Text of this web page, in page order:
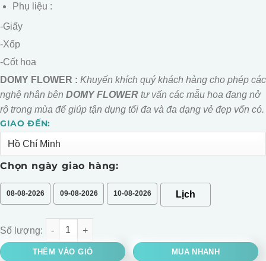
Phụ liệu :
-Giấy
-Xốp
-Cốt hoa
DOMY FLOWER : Khuyến khích quý khách hàng cho phép các
nghệ nhân bên DOMY FLOWER tư vấn các mẫu hoa đang nở
rộ trong mùa để giúp tận dụng tối đa và đa dạng vẻ đẹp vốn có.
GIAO ĐẾN:
Chọn ngày giao hàng:
08-08-2026 09-08-2026 10-08-2026
BÓ HOA SÁP HỒNG MIX GẤU DÂU số lượng
THÊM VÀO GIỎ MUA NHANH
Alternative: